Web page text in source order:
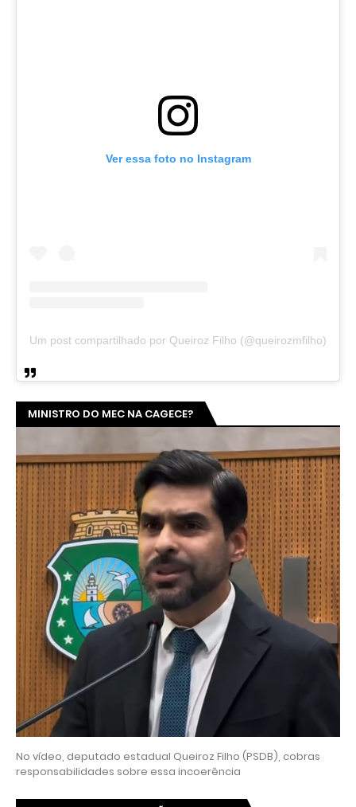
Ver essa foto no Instagram
Um post compartilhado por Queiroz Filho (@queirozmfilho)
MINISTRO DO MEC NA CAGECE?
No vídeo, deputado estadual Queiroz Filho (PSDB), cobras
responsabilidades sobre essa incoerência